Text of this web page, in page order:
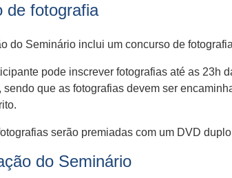
de fotografia
do Seminário inclui um concurso de
pode inscrever fotografias até as 23h
que as fotografias devem ser
serão premiadas com um DVD
do Seminário